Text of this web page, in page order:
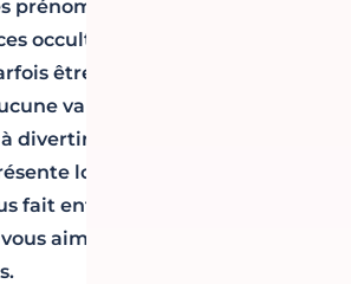
prénoms et noms de famille ou
occultes. Bien que ces divers
être exacts, ils n’ont
valeur scientifique et
divertir. La compatibilité
lorsque la personne avec
fait entre autres sentir à l’aise,
aime et partage les mêmes